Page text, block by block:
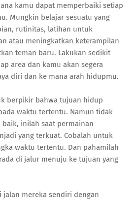
kamu dapat memperbaiki setiap
Mungkin belajar sesuatu yang
rutinitas, latihan untuk
atau meningkatkan keterampilan
teman baru. Lakukan sedikit
area dan kamu akan segera
diri dan ke mana arah hidupmu.
berpikir bahwa tujuan hidup
waktu tertentu. Namun tidak
inilah saat permainan
yang terkuat. Cobalah untuk
waktu tertentu. Dan pahamilah
di jalur menuju ke tujuan yang
jalan mereka sendiri dengan